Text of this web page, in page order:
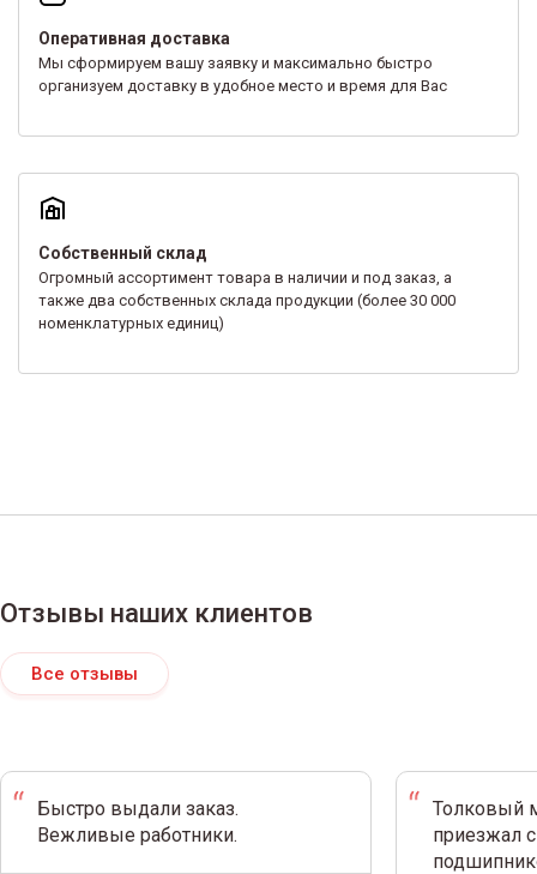
Оперативная доставка
Мы сформируем вашу заявку и максимально быстро
организуем доставку в удобное место и время для Вас
Собственный склад
Огромный ассортимент товара в наличии и под заказ, а
также два собственных склада продукции (более 30 000
номенклатурных единиц)
Отзывы наших клиентов
Все отзывы
Быстро выдали заказ.
Вежливые работники.
Толковый
приезжал